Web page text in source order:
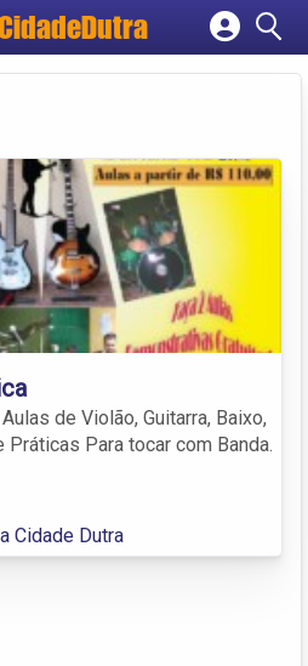
Cadastrar empresa
de Violão, Guitarra, Baixo,
Práticas Para tocar com Banda.
Cidade Dutra